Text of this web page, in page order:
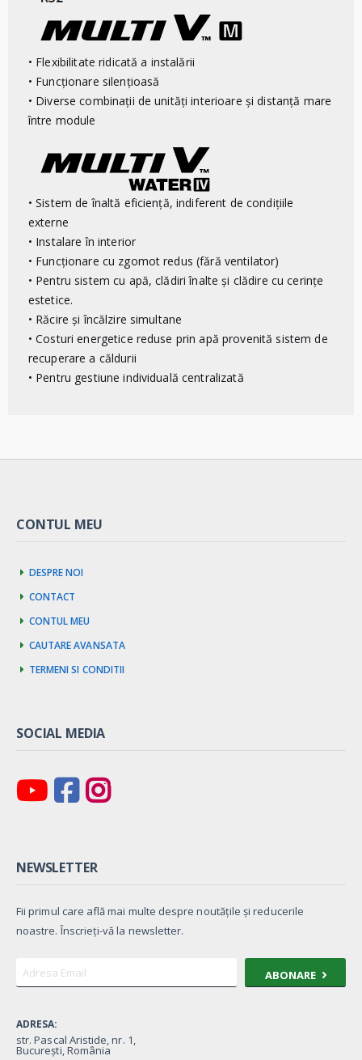
• Flexibilitate ridicată a instalării
• Funcționare silențioasă
• Diverse combinații de unități interioare și distanță mare
între module
• Sistem de înaltă eficiență, indiferent de condițiile
externe
• Instalare în interior
• Funcționare cu zgomot redus (fără ventilator)
• Pentru sistem cu apă, clădiri înalte și clădire cu cerințe
estetice.
• Răcire și încălzire simultane
• Costuri energetice reduse prin apă provenită sistem de
recuperare a căldurii
• Pentru gestiune individuală centralizată
CONTUL MEU
Despre noi
Contact
Contul meu
Cautare avansata
Termeni si Conditii
SOCIAL MEDIA
NEWSLETTER
Fii primul care află mai multe despre noutățile și reducerile
noastre. Înscrieți-vă la newsletter.
ABONARE
ADRESA:
str. Pascal Aristide, nr. 1,
București, România